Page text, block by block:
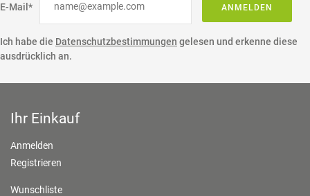
E-Mail* ANMELDEN
Ich habe die Datenschutzbestimmungen gelesen und erkenne diese
ausdrücklich an.
Ihr Einkauf
Anmelden
Registrieren
Wunschliste